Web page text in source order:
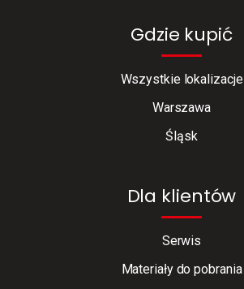
Gdzie kupić
Wszystkie lokalizacje
Warszawa
Śląsk
Dla klientów
Serwis
Materiały do pobrania